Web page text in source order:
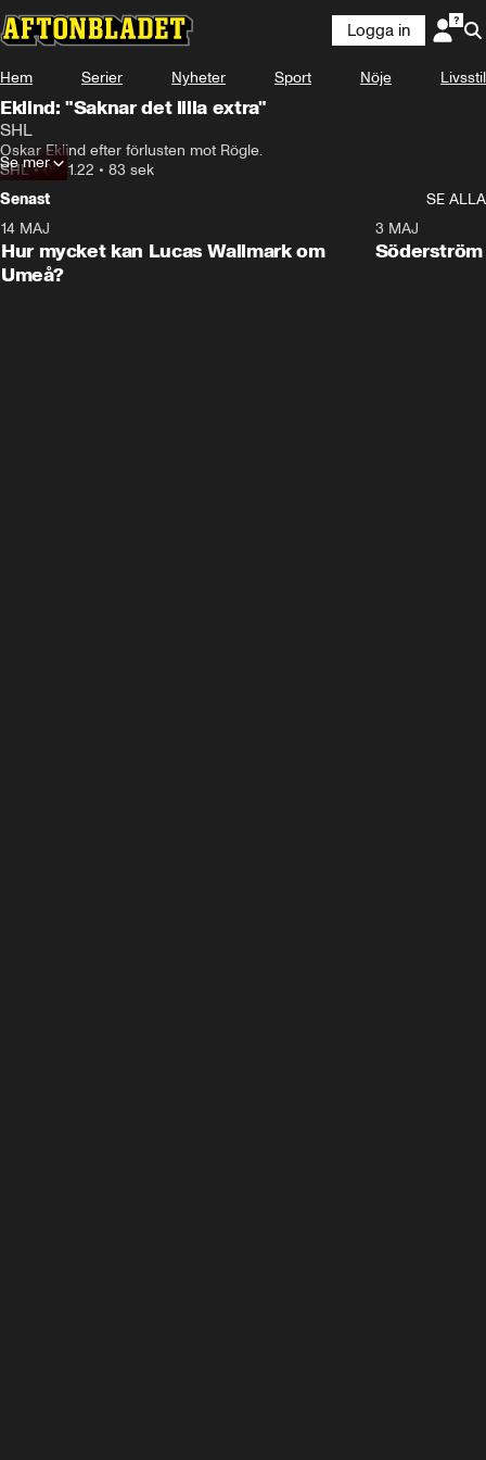
Logga in
Hem Serier Nyheter Sport Nöje Livsstil
Eklind: "Saknar det lilla extra"
SHL
Oskar Eklind efter förlusten mot Rögle.
SHL•05.11.22 • 83 sek
Se mer
Senast
SE ALLA
Plus
14 MAJ
Hur mycket kan Lucas Wallmark om
Umeå?
3 MAJ